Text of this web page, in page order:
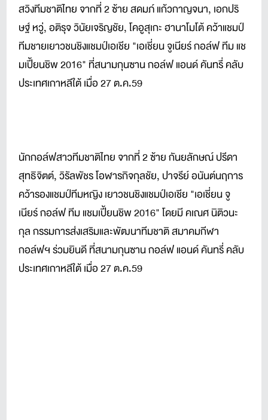
สวิงทีมชาติไทย จากที่ 2 ซ้าย สดมภ์ แก้วกาญจนา, เอกปริ
ษฐ์ หวู่, อติรุจ วินัยเจริญชัย, โคอูสุเกะ ฮานาโมโต้ คว้าแชมป์
ทีมชายเยาวชนชิงแชมป์เอเชีย "เอเชี่ยน จูเนียร์ กอล์ฟ ทีม แช
มเปี้่ยนชิพ 2016" ที่สนามกุนซาน กอล์ฟ แอนด์ คันทรี่ คลับ
ประเทศเกาหลีใต้ เมื่อ 27 ต.ค.59
นักกอล์ฟสาวทีมชาติไทย จากที่ 2 ซ้าย กันยลักษณ์ ปรีดา
สุทธิจิตต์, วิรัลพัชร โอฬารกิจกุลชัย, ปาจรีย์ อนันต์นฤการ
คว้ารองแชมป์ทีมหญิง เยาวชนชิงแชมป์เอเชีย "เอเชี่ยน จู
เนียร์ กอล์ฟ ทีม แชมเปี้่ยนชิพ 2016" โดยมี คเณศ นิติวนะ
กุล กรรมการส่งเสริมและพัฒนาทีมชาติ สมาคมกีฬา
กอล์ฟฯ ร่วมยินดี ที่สนามกุนซาน กอล์ฟ แอนด์ คันทรี่ คลับ
ประเทศเกาหลีใต้ เมื่อ 27 ต.ค.59